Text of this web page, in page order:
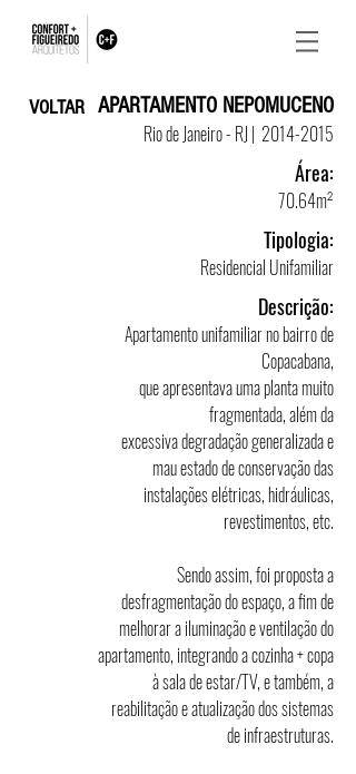
VOLTAR APARTAMENTO NEPOMUCENO
Rio de Janeiro - RJ | 2014-2015
Área:
70.64m²
Tipologia:
Residencial Unifamiliar
Descrição:
Apartamento unifamiliar no bairro de
Copacabana,
que apresentava uma planta muito
fragmentada, além da
excessiva degradação generalizada e
mau estado de conservação das
instalações elétricas, hidráulicas,
revestimentos, etc.
Sendo assim, foi proposta a
desfragmentação do espaço, a fim de
melhorar a iluminação e ventilação do
apartamento, integrando a cozinha + copa
à sala de estar/TV, e também, a
reabilitação e atualização dos sistemas
de infraestruturas.